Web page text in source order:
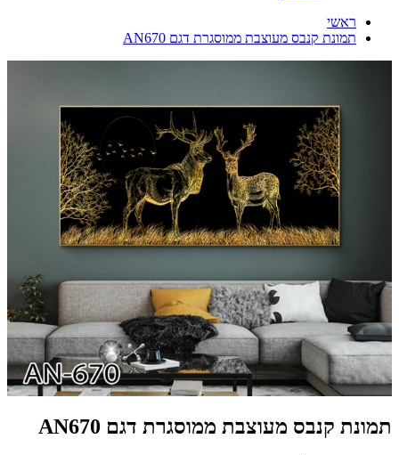
ראשי
תמונת קנבס מעוצבת ממוסגרת דגם AN670
תמונת קנבס מעוצבת ממוסגרת דגם AN670